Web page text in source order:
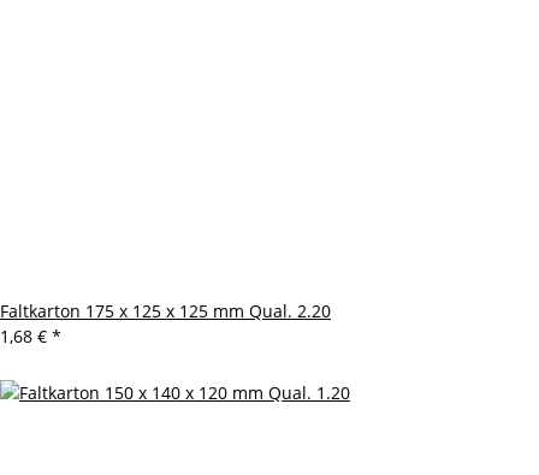
Faltkarton 175 x 125 x 125 mm Qual. 2.20
1,68 € *